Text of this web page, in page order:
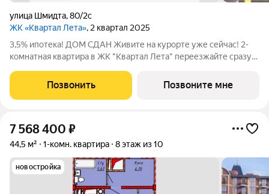
улица Шмидта,80/2с
ЖК «Квартал Лета», 2 квартал 2025
3,5% ипотека! ДОМ СДАН Живите на курорте уже сейчас! 2-
комнатная квартира в ЖК "Квартал Лета" переезжайте сразу!
продажи от застройщика быстро и безопасно 3 варианта
Позвонить Позвоните мне
7 568 400 ₽
44,5 м² 1-комн. квартира 8 этаж из 10
новостройка